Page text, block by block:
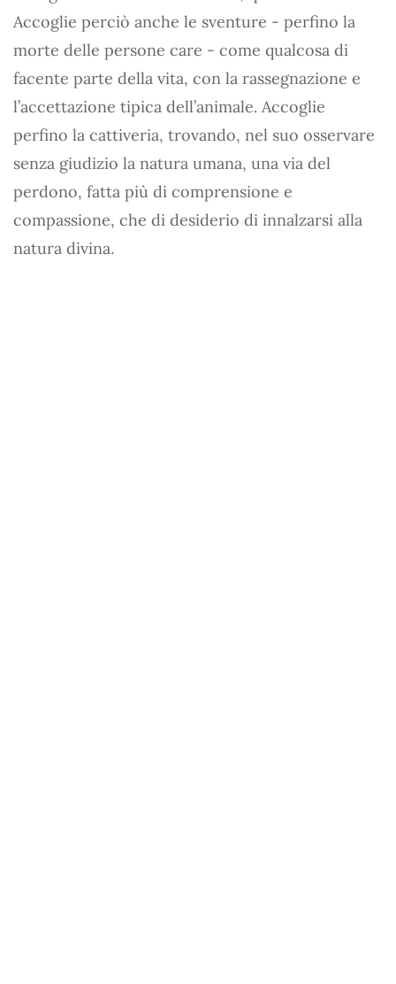
Accoglie perciò anche le sventure - perfino la
morte delle persone care - come qualcosa di
facente parte della vita, con la rassegnazione e
l’accettazione tipica dell’animale. Accoglie
perfino la cattiveria, trovando, nel suo osservare
senza giudizio la natura umana, una via del
perdono, fatta più di comprensione e
compassione, che di desiderio di innalzarsi alla
natura divina.